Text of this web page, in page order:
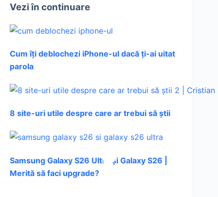
Vezi în continuare
Cum îți deblochezi iPhone-ul dacă ți-ai uitat
parola
8 site-uri utile despre care ar trebui să știi
Samsung Galaxy S26 Ultra și Galaxy S26 |
Merită să faci upgrade?